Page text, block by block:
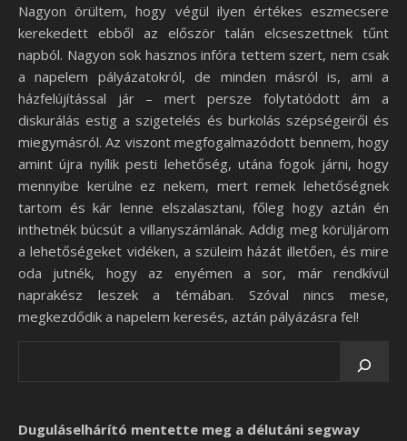
Nagyon örültem, hogy végül ilyen értékes eszmecsere
kerekedett ebből az először talán elcseszettnek tűnt
napból. Nagyon sok hasznos infóra tettem szert, nem csak
a napelem pályázatokról, de minden másról is, ami a
házfelújítással jár – mert persze folytatódott ám a
diskurálás estig a szigetelés és burkolás szépségeiről és
miegymásról. Az viszont megfogalmazódott bennem, hogy
amint újra nyílik pesti lehetőség, utána fogok járni, hogy
mennyibe kerülne ez nekem, mert remek lehetőségnek
tartom és kár lenne elszalasztani, főleg hogy aztán én
inthetnék búcsút a villanyszámlának. Addig meg körüljárom
a lehetőségeket vidéken, a szüleim házát illetően, és mire
oda jutnék, hogy az enyémen a sor, már rendkívül
naprakész leszek a témában. Szóval nincs mese,
megkezdődik a napelem keresés, aztán pályázásra fel!
Duguláselhárító mentette meg a délutáni segway